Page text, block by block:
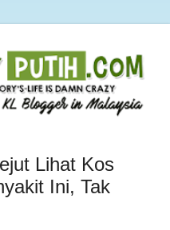
Lihat Kos
Ini, Tak